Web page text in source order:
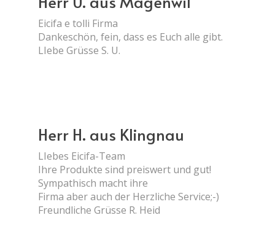
Eicifa e tolli Firma
Dankeschön, fein, dass es Euch alle gibt.
LIebe Grüsse S. U.
Herr H. aus Klingnau
LIebes Eicifa-Team
Ihre Produkte sind preiswert und gut!
Sympathisch macht ihre
Firma aber auch der Herzliche Service;-)
Freundliche Grüsse R. Heid